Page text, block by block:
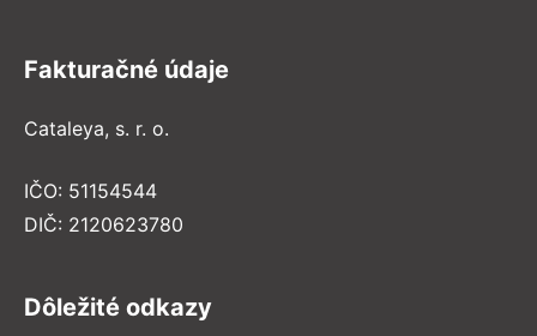
Fakturačné údaje
Cataleya, s. r. o.
IČO: 51154544
DIČ: 2120623780
Dôležité odkazy